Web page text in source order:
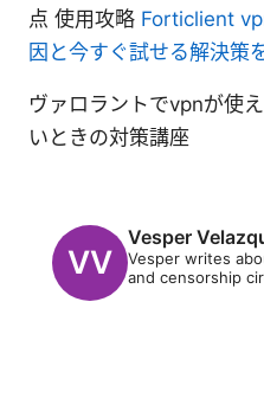
点 使用攻略 Forticlient
因と今すぐ試せる解決策
ヴァロラントでvpnが使
いときの対策講座
Vesper
Vesper writes
and censorship